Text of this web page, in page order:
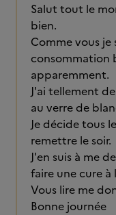
Salut tout le
bien.
Comme vous
consommation
apparemment.
J'ai tellement
au verre de
Je décide tous
remettre le soir.
J'en suis à me
faire une cure
Vous lire me
Bonne journée